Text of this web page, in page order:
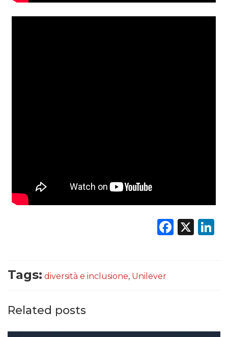
X
Tags: diversità e inclusione, Unilever
Related posts